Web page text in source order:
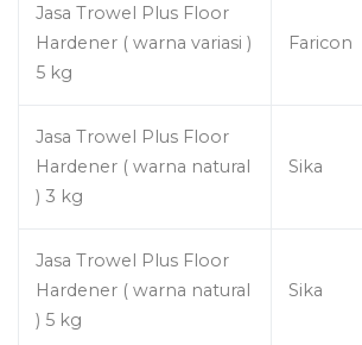
Jasa Trowel Plus Floor
Hardener ( warna variasi )
5 kg
Faricon
Jasa Trowel Plus Floor
Hardener ( warna natural
) 3 kg
Sika
Jasa Trowel Plus Floor
Hardener ( warna natural
) 5 kg
Sika